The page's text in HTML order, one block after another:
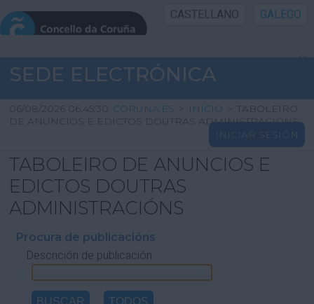
CASTELLANO GALEGO
INICIO SEDE
INICIO
INFORMACIÓN PÚBLICA
CARTAFOL CIDADÁN
UTILIDADES
AXUDA
SEDE ELECTRÓNICA
06/08/2026 06:45:30 CORUNA.ES > INICIO > TABOLEIRO
DE ANUNCIOS E EDICTOS DOUTRAS ADMINISTRACIÓNS
INICIAR SESIÓN
TABOLEIRO DE ANUNCIOS E
EDICTOS DOUTRAS
ADMINISTRACIÓNS
Procura de publicacións
Descrición de publicación